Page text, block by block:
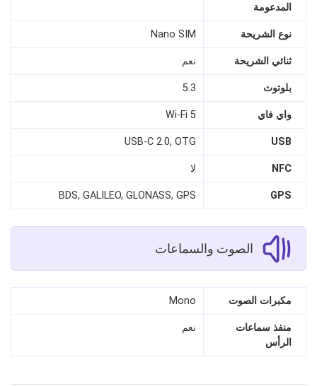
المدعومة
نوع الشريحة Nano SIM
ثنائي الشريحة نعم
بلوتوث 5.3
واي فاي Wi-Fi 5
USB
USB-C 2.0, OTG
NFC لا
GPS
BDS, GALILEO, GLONASS, GPS
الصوت والسماعات
مكبرات الصوت Mono
منفذ سماعات
الرأس
نعم